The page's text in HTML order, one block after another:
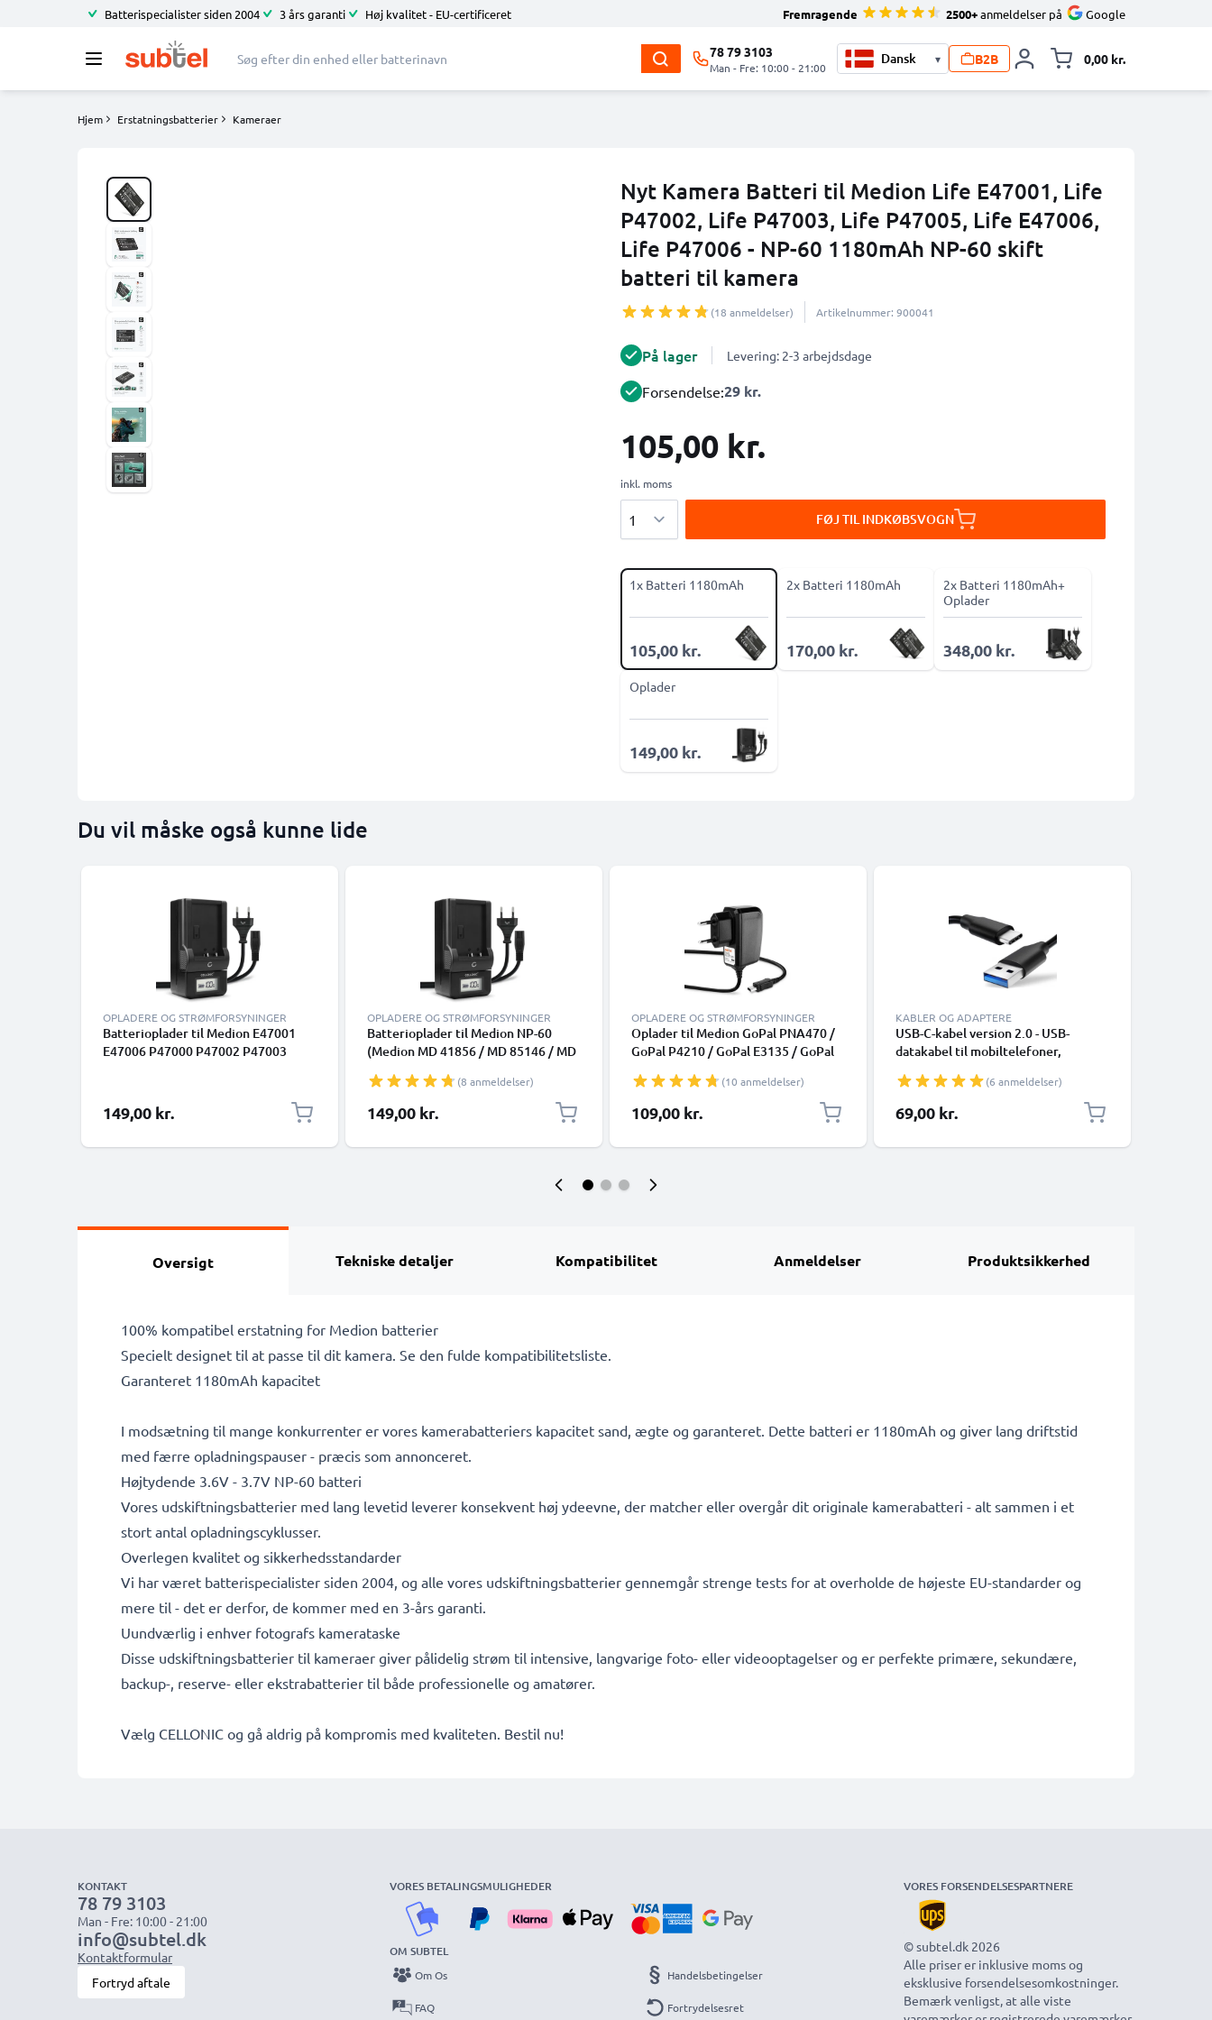
Batterispecialister siden 2004 3 års garanti Høj kvalitet - EU-certificeret Fremragende 2500+anmeldelser på Google
78 79 3103
Man - Fre: 10:00 - 21:00
▾ B2B 0,00 kr.
Hjem Erstatningsbatterier Kameraer
Nyt Kamera Batteri til Medion Life E47001, Life
P47002, Life P47003, Life P47005, Life E47006,
Life P47006 - NP-60 1180mAh NP-60 skift
batteri til kamera
(18 anmeldelser) Artikelnummer: 900041
På lager Levering: 2-3 arbejdsdage
Forsendelse:29 kr.
105,00 kr.
inkl. moms
FØJ TIL INDKØBSVOGN
1x Batteri 1180mAh
105,00 kr.
2x Batteri 1180mAh
170,00 kr.
2x Batteri 1180mAh+
Oplader
348,00 kr.
Oplader
149,00 kr.
Du vil måske også kunne lide
OPLADERE OG STRØMFORSYNINGER
Batterioplader til Medion E47001
E47006 P47000 P47002 P47003
149,00 kr.
OPLADERE OG STRØMFORSYNINGER
Batterioplader til Medion NP-60
(Medion MD 41856 / MD 85146 / MD
Life E47001 / Life P47002)
Kamerabatteri fra CELLONIC
(8 anmeldelser)
149,00 kr.
OPLADERE OG STRØMFORSYNINGER
Oplader til Medion GoPal PNA470 /
GoPal P4210 / GoPal E3135 / GoPal
PNA210T, 1A / 1000mA Med
indbygget opladningskabel 1.1m
(10 anmeldelser)
109,00 kr.
KABLER OG ADAPTERE
USB-C-kabel version 2.0 - USB-
datakabel til mobiltelefoner,
Google Pixel), kameraer (Canon,
Panasonic Lumix, Sony, GoPro) og
mange flere - 1,0m 3A-opladerkabel
(6 anmeldelser)
69,00 kr.
Oversigt Tekniske detaljer Kompatibilitet Anmeldelser Produktsikkerhed
100% kompatibel erstatning for Medion batterier
Specielt designet til at passe til dit kamera. Se den fulde kompatibilitetsliste.
Garanteret 1180mAh kapacitet
I modsætning til mange konkurrenter er vores kamerabatteriers kapacitet sand, ægte og garanteret. Dette batteri er 1180mAh og giver lang driftstid
med færre opladningspauser - præcis som annonceret.
Højtydende 3.6V - 3.7V NP-60 batteri
Vores udskiftningsbatterier med lang levetid leverer konsekvent høj ydeevne, der matcher eller overgår dit originale kamerabatteri - alt sammen i et
stort antal opladningscyklusser.
Overlegen kvalitet og sikkerhedsstandarder
Vi har været batterispecialister siden 2004, og alle vores udskiftningsbatterier gennemgår strenge tests for at overholde de højeste EU-standarder og
mere til - det er derfor, de kommer med en 3-års garanti.
Uundværlig i enhver fotografs kamerataske
Disse udskiftningsbatterier til kameraer giver pålidelig strøm til intensive, langvarige foto- eller videooptagelser og er perfekte primære, sekundære,
backup-, reserve- eller ekstrabatterier til både professionelle og amatører.
Vælg CELLONIC og gå aldrig på kompromis med kvaliteten. Bestil nu!
KONTAKT
78 79 3103
Man - Fre: 10:00 - 21:00
info@subtel.dk
Kontaktformular
Fortryd aftale
VORES BETALINGSMULIGHEDER
OM SUBTEL
Om Os
FAQ
Handelsbetingelser
Fortrydelsesret
VORES FORSENDELSESPARTNERE
© subtel.dk 2026
Alle priser er inklusive moms og
eksklusive forsendelsesomkostninger.
Bemærk venligst, at alle viste